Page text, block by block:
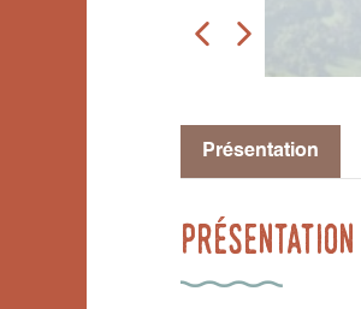
Présentation
Présentation